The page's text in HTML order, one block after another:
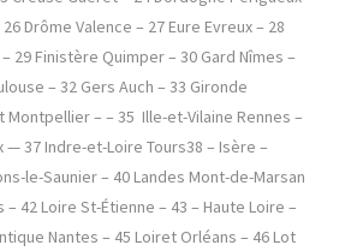
Drôme Valence – 27 Eure Evreux – 28
29 Finistère Quimper – 30 Gard Nîmes –
– 32 Gers Auch – 33 Gironde
Montpellier – – 35 Ille-et-Vilaine Rennes –
37 Indre-et-Loire Tours38 – Isère –
le-Saunier – 40 Landes Mont-de-Marsan
42 Loire St-Étienne – 43 – Haute Loire –
Nantes – 45 Loiret Orléans – 46 Lot